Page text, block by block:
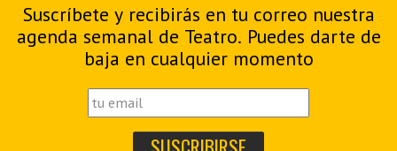
Suscríbete y recibirás en tu correo nuestra
agenda semanal de Teatro. Puedes darte de
baja en cualquier momento